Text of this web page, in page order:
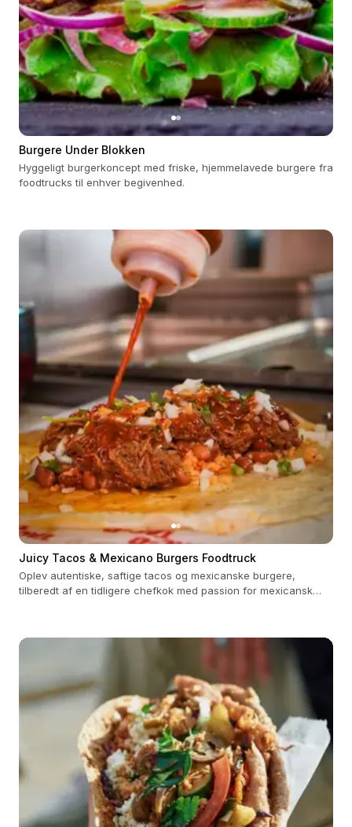
Burgere Under Blokken
Hyggeligt burgerkoncept med friske, hjemmelavede burgere fra
foodtrucks til enhver begivenhed.
Juicy Tacos & Mexicano Burgers Foodtruck
Oplev autentiske, saftige tacos og mexicanske burgere,
tilberedt af en tidligere chefkok med passion for mexicansk